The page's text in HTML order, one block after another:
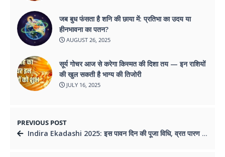
जब बुध फंसता है शनि की छाया में: प्रतिभा का उदय या
हीनभावना का पतन?
AUGUST 26, 2025
सूर्य गोचर आज से करेगा किस्मत की दिशा तय — इन राशियों
की खुल सकती है भाग्य की तिजोरी
JULY 16, 2025
PREVIOUS POST
Indira Ekadashi 2025: इस पावन दिन की पूजा विधि, व्रत पारण मुहूर्त और अन्य जानकारी जानें